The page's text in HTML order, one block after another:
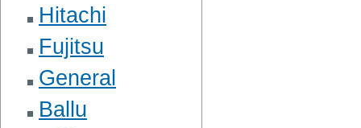
Hitachi
Fujitsu
General
Ballu